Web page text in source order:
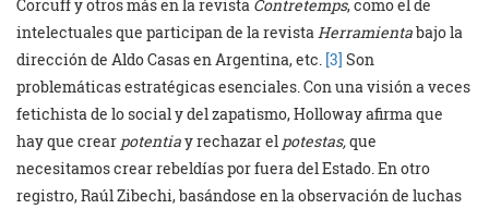
Corcuff y otros más en la revista Contretemps, como el de
intelectuales que participan de la revista Herramientabajo la
dirección de Aldo Casas en Argentina, etc. [3] Son
problemáticas estratégicas esenciales. Con una visión a veces
fetichista de lo social y del zapatismo, Holloway afirma que
hay que crear potentiay rechazar el potestas,que
necesitamos crear rebeldías por fuera del Estado. En otro
registro, Raúl Zibechi, basándose en la observación de luchas